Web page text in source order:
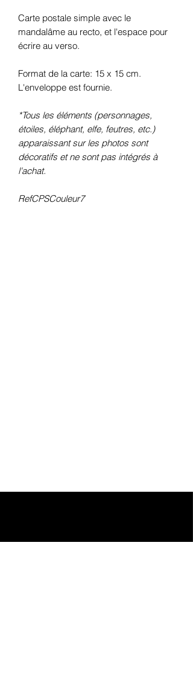
Carte postale simple avec le
mandalâme au recto, et l'espace pour
écrire au verso.
Format de la carte: 15 x 15 cm.
L'enveloppe est fournie.
*Tous les éléments (personnages,
étoiles, éléphant, elfe, feutres, etc.)
apparaissant sur les photos sont
décoratifs et ne sont pas intégrés à
l'achat.
RefCPSCouleur7